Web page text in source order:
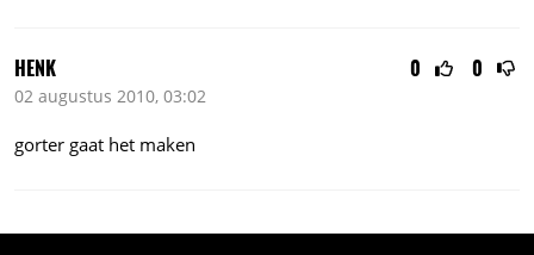
0 0
HENK
02 augustus 2010, 03:02
gorter gaat het maken